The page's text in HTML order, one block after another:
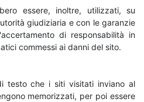
essere, inoltre, utilizzati, su
giudiziaria e con le garanzie
di responsabilità in
commessi ai danni del sito.
testo che i siti visitati inviano al
memorizzati, per poi essere